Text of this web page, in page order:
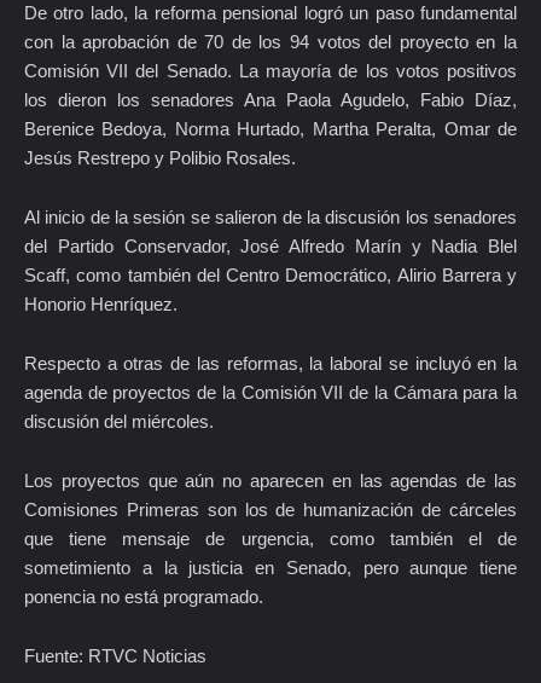
De otro lado, la reforma pensional logró un paso fundamental
con la aprobación de 70 de los 94 votos del proyecto en la
Comisión VII del Senado. La mayoría de los votos positivos
los dieron los senadores Ana Paola Agudelo, Fabio Díaz,
Berenice Bedoya, Norma Hurtado, Martha Peralta, Omar de
Jesús Restrepo y Polibio Rosales.
Al inicio de la sesión se salieron de la discusión los senadores
del Partido Conservador, José Alfredo Marín y Nadia Blel
Scaff, como también del Centro Democrático, Alirio Barrera y
Honorio Henríquez.
Respecto a otras de las reformas, la laboral se incluyó en la
agenda de proyectos de la Comisión VII de la Cámara para la
discusión del miércoles.
Los proyectos que aún no aparecen en las agendas de las
Comisiones Primeras son los de humanización de cárceles
que tiene mensaje de urgencia, como también el de
sometimiento a la justicia en Senado, pero aunque tiene
ponencia no está programado.
Fuente: RTVC Noticias